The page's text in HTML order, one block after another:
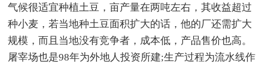
气候很适宜种植土豆，亩产量在两吨左右，其收益超过
种小麦，若当地种土豆面积扩大的话，他的厂还需扩大
规模，而且当地没有竞争者，成本低，产品售价也高。
屠宰场也是98年为外地人投资所建;生产过程为流水线作